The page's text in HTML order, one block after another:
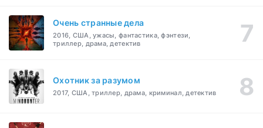
Очень странные дела
2016, США, ужасы, фантастика, фэнтези,
триллер, драма, детектив
Охотник за разумом
2017, США, триллер, драма, криминал, детектив